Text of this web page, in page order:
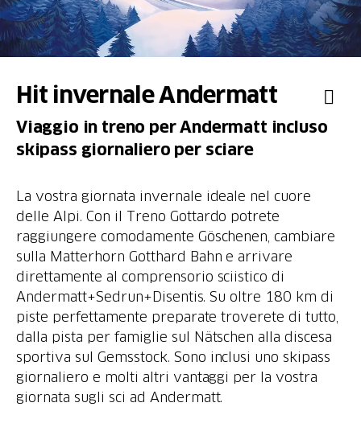
Hit invernale Andermatt
Viaggio in treno per Andermatt incluso
skipass giornaliero per sciare
La vostra giornata invernale ideale nel cuore
delle Alpi. Con il Treno Gottardo potrete
raggiungere comodamente Göschenen, cambiare
sulla Matterhorn Gotthard Bahn e arrivare
direttamente al comprensorio sciistico di
Andermatt+Sedrun+Disentis. Su oltre 180 km di
piste perfettamente preparate troverete di tutto,
dalla pista per famiglie sul Nätschen alla discesa
sportiva sul Gemsstock. Sono inclusi uno skipass
giornaliero e molti altri vantaggi per la vostra
giornata sugli sci ad Andermatt.